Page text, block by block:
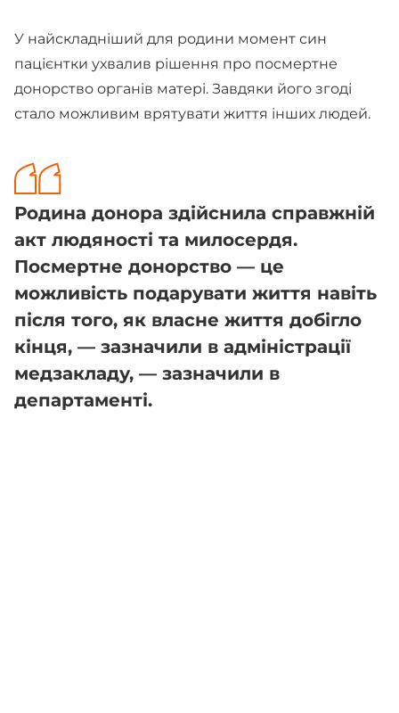
У найскладніший для родини момент син
пацієнтки ухвалив рішення про посмертне
донорство органів матері. Завдяки його згоді
стало можливим врятувати життя інших людей.
Родина донора здійснила справжній
акт людяності та милосердя.
Посмертне донорство — це
можливість подарувати життя навіть
після того, як власне життя добігло
кінця, — зазначили в адміністрації
медзакладу, — зазначили в
департаменті.